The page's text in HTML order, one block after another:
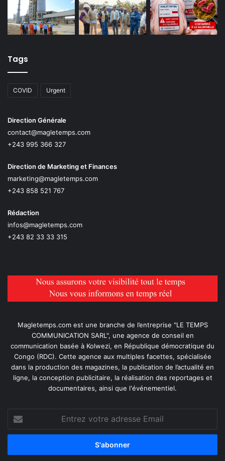
Tags
COVID Urgent
Direction Générale
contact@magletemps.com
+243 995 366 327
Direction de Marketing et Finances
marketing@magletemps.com
+243 858 521 767
Rédaction
infos@magletemps.com
+243 82 33 33 315
Magletemps.com est une branche de l’entreprise "LE TEMPS
COMMUNICATION SARL", une agence de conseil en
communication basée à Kolwezi, en République démocratique du
Congo (RDC). Cette agence aux multiples facettes, spécialisée
dans la production des magazines, la publication de l’actualité en
ligne, la conception publicitaire, la réalisation des reportages et
documentaires, ainsi que l'événementiel.
votre
adresse